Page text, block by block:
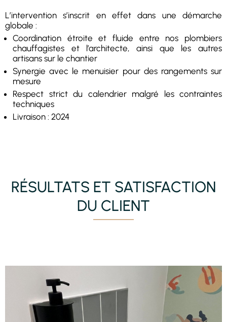
L’intervention s’inscrit en effet dans une démarche
globale :
Coordination étroite et fluide entre nos plombiers
chauffagistes et l’architecte, ainsi que les autres
artisans sur le chantier
Synergie avec le menuisier pour des rangements sur
mesure
Respect strict du calendrier malgré les contraintes
techniques
Livraison : 2024
RÉSULTATS ET SATISFACTION
DU CLIENT